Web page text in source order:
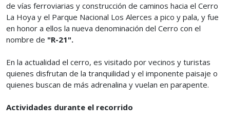
de vías ferroviarias y construcción de caminos hacia el Cerro
La Hoya y el Parque Nacional Los Alerces a pico y pala, y fue
en honor a ellos la nueva denominación del Cerro con el
nombre de "R-21".
En la actualidad el cerro, es visitado por vecinos y turistas
quienes disfrutan de la tranquilidad y el imponente paisaje o
quienes buscan de más adrenalina y vuelan en parapente.
Actividades durante el recorrido